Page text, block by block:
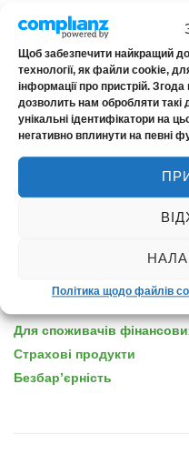
Щоб забезпечити найкращий
технології, як файли cookie,
інформації про пристрій.
дозволить нам обробляти такі
унікальні ідентифікатори на
негативно вплинути на певні
Політика щодо файлів
ПУБЛІЧНА
Ліцензія на страхову
Правила страхування
Інформація для
Розкриття інформації
Політика конфіденційності
Для споживачів
Страхові продукти
Безбар’єрність